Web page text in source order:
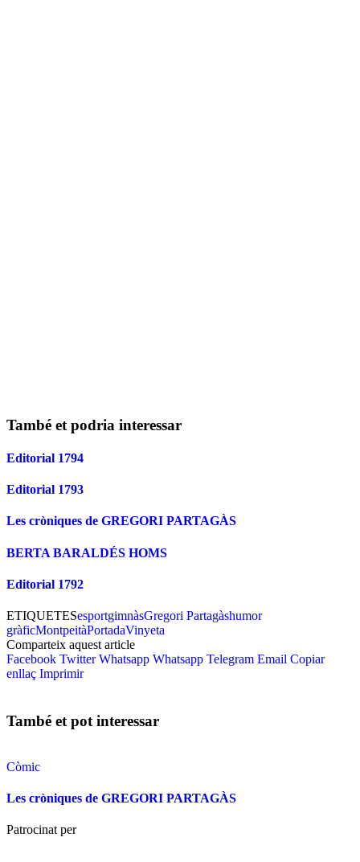
També et podria interessar
Editorial 1794
Editorial 1793
Les cròniques de GREGORI PARTAGÀS
BERTA BARALDÉS HOMS
Editorial 1792
ETIQUETESesportgimnàsGregori Partagàshumor
gràficMontpeitàPortadaVinyeta
Comparteix aquest article
Facebook Twitter Whatsapp Whatsapp Telegram Email Copiar
enllaç Imprimir
També et pot interessar
Còmic
Les cròniques de GREGORI PARTAGÀS
Patrocinat per